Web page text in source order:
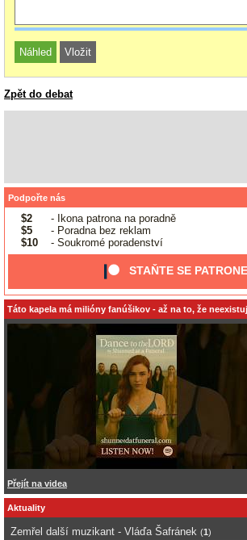
Zpět do debat
Podpořte nás
$2
- Ikona patrona na poradně
$5
- Poradna bez reklam
$10
- Soukromé poradenství
STAŇTE SE
Táto kapela má milióny fanúšikov - až na to, že
Přejít na videa
Aktuality
Zemřel další muzikant - Vláďa Šafránek (1)